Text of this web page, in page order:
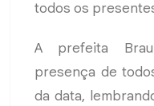
todos os
A prefeita
presença de
da data,